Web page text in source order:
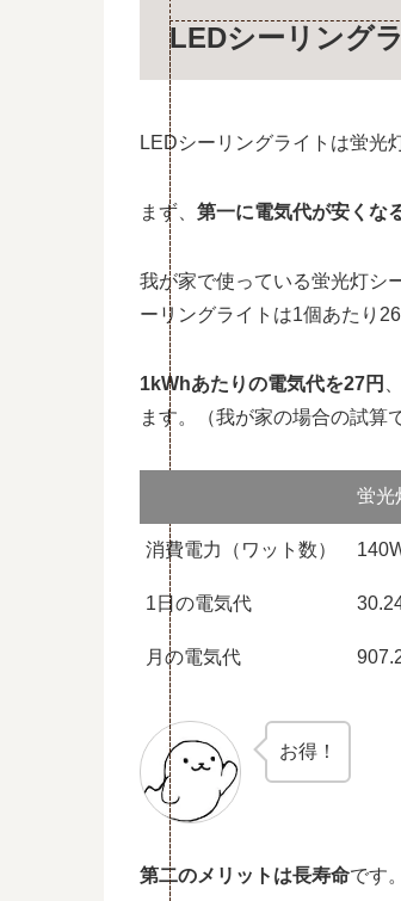
LEDシーリング
LEDシーリングライトは蛍光
まず、 第一に電気代が安くな
我が家で使っている蛍光灯シ
ーリングライトは1個あたり
1kWhあたりの電気代を27円
ます。（我が家の場合の試算
蛍光
消費電力（ワット数）
1日の電気代
月の電気代
お得！
第二のメリットは長寿命です。